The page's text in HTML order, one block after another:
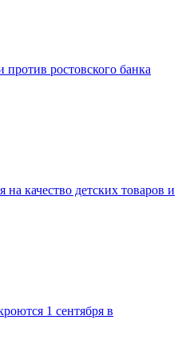
ростовского банка
на качество детских товаров и
1 сентября в